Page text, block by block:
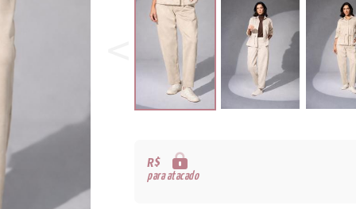
R$
para atacado